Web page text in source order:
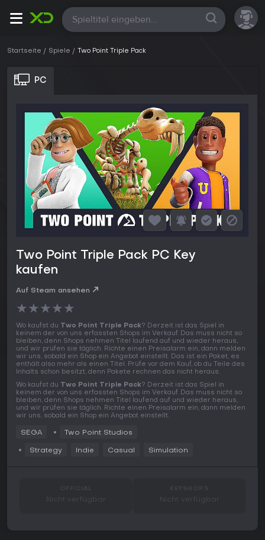
Alle
Startseite Spiele Two Point Triple Pack
PC
Two Point Triple Pack PC Key
kaufen
Auf Steam ansehen
★★★★★
Wo kaufst du Two Point Triple Pack? Derzeit ist das Spiel in
keinem der von uns erfassten Shops im Verkauf. Das muss nicht so
bleiben, denn Shops nehmen Titel laufend auf und wieder heraus,
und wir prüfen sie täglich. Richte einen Preisalarm ein, dann melden
wir uns, sobald ein Shop ein Angebot einstellt. Das ist ein Paket, es
enthält also mehr als einen Titel. Prüfe vor dem Kauf, ob du Teile des
Inhalts schon besitzt, denn Pakete rechnen das nicht heraus.
Wo kaufst du Two Point Triple Pack? Derzeit ist das Spiel in
keinem der von uns erfassten Shops im Verkauf. Das muss nicht so
bleiben, denn Shops nehmen Titel laufend auf und wieder heraus,
und wir prüfen sie täglich. Richte einen Preisalarm ein, dann melden
wir uns, sobald ein Shop ein Angebot einstellt.
SEGA Two Point Studios
Strategy Indie Casual Simulation
Nicht verfügbar Nicht verfügbar